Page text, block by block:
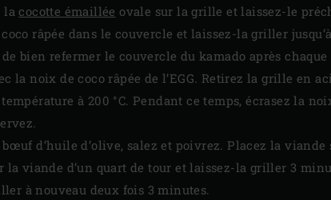
la cocotte émaillée ovale sur la grille et laissez-le
râpée dans le couvercle et laissez-la griller
bien refermer le couvercle du kamado après
la noix de coco râpée de l’EGG. Retirez la grille en
à 200 °C. Pendant ce temps, écrasez la
d’huile d’olive, salez et poivrez. Placez la
la viande d’un quart de tour et laissez-la griller 3
à nouveau deux fois 3 minutes.